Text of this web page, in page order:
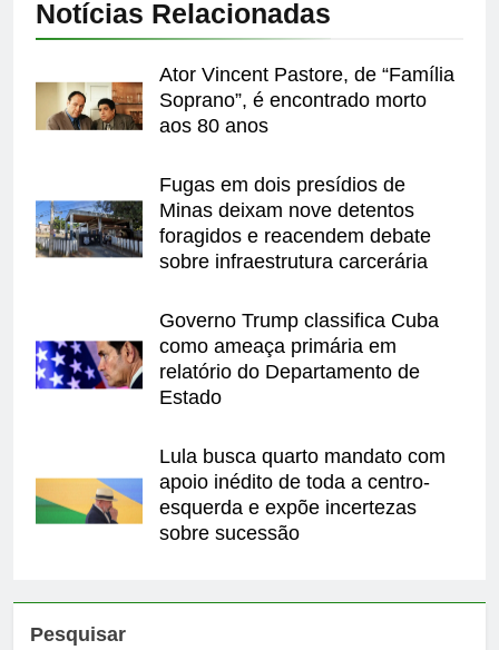
Notícias Relacionadas
Ator Vincent Pastore, de “Família
Soprano”, é encontrado morto
aos 80 anos
Fugas em dois presídios de
Minas deixam nove detentos
foragidos e reacendem debate
sobre infraestrutura carcerária
Governo Trump classifica Cuba
como ameaça primária em
relatório do Departamento de
Estado
Lula busca quarto mandato com
apoio inédito de toda a centro-
esquerda e expõe incertezas
sobre sucessão
Pesquisar